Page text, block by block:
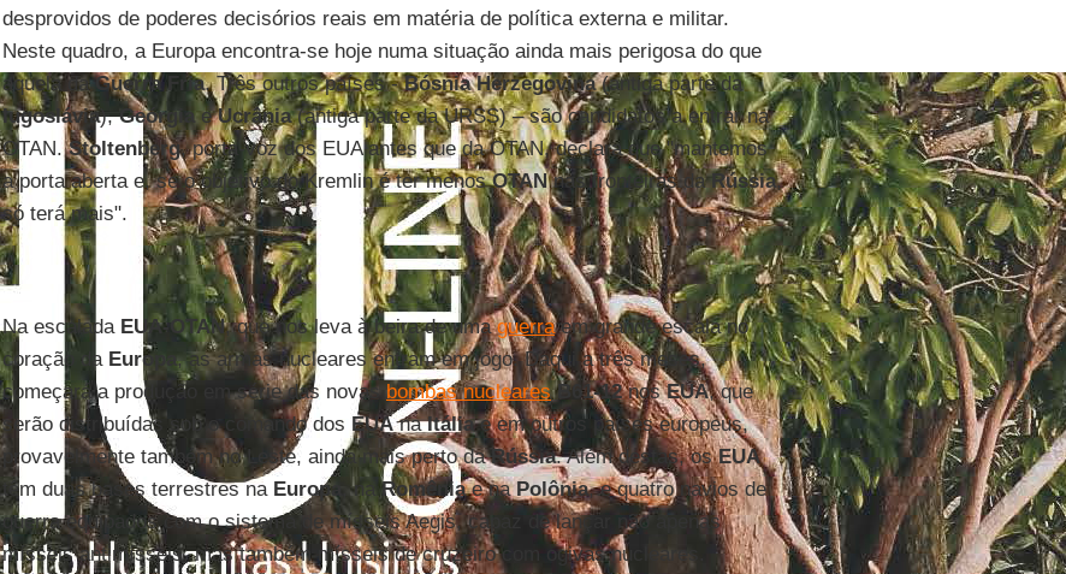
desprovidos de poderes decisórios reais em matéria de política externa e militar.
Neste quadro, a Europa encontra-se hoje numa situação ainda mais perigosa do que
aquela daGuerra Fria. Três outros países -Bósnia Herzegovina(antiga parte da
Iugoslávia),Geórgia eUcrânia(antiga parte da URSS) – são candidatos a entrar na
OTAN.Stoltenberg, porta-voz dos EUA antes que da OTAN, declara que "mantemos
a porta aberta e, se o objetivo do Kremlin é ter menosOTANnas fronteiras daRússia,
só terá mais".
Na escalada EUA-OTAN, que nos leva à beira de umaguerraem grande escala no
coração da Europa, as armas nucleares entram em jogo. Daqui a três meses,
começará a produção em série das novas bombas nucleares B61-12nosEUA, que
serão distribuídas sob o comando dos EUAnaItáliae em outros países europeus,
provavelmente também no Leste, ainda mais perto daRússia. Além destas, osEUA
têm duas bases terrestres na Europa , na Romêniae naPolônia, e quatro navios de
guerra equipados com o sistema de mísseis Aegis, capaz de lançar não apenas
mísseis antimísseis, mas também mísseis de cruzeiro com ogivas nucleares.